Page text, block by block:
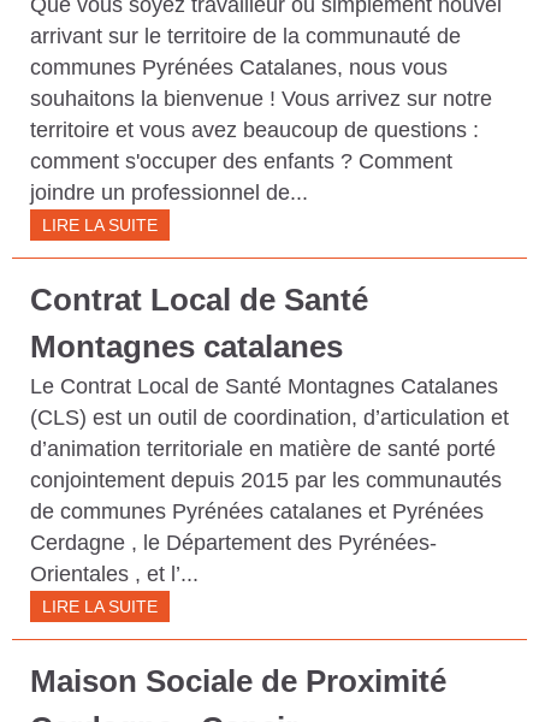
M
M
N
A
Que vous soyez travailleur ou simplement nouvel
arrivant sur le territoire de la communauté de
communes Pyrénées Catalanes, nous vous
souhaitons la bienvenue ! Vous arrivez sur notre
territoire et vous avez beaucoup de questions :
comment s'occuper des enfants ? Comment
joindre un professionnel de...
LIRE LA SUITE
Contrat Local de Santé
Montagnes catalanes
Le Contrat Local de Santé Montagnes Catalanes
(CLS) est un outil de coordination, d’articulation et
d’animation territoriale en matière de santé porté
conjointement depuis 2015 par les communautés
de communes Pyrénées catalanes et Pyrénées
Cerdagne , le Département des Pyrénées-
Orientales , et l’...
LIRE LA SUITE
Maison Sociale de Proximité